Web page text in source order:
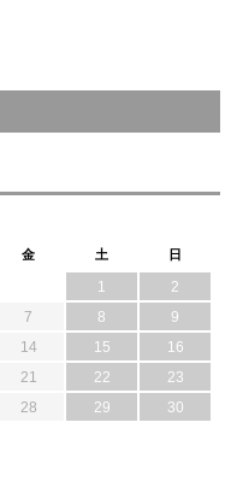
金 土 日
1
2
7 8
9
14 15
16
21 22
23
28 29
30